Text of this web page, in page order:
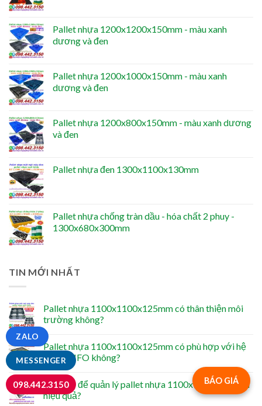
Pallet nhựa 1200x1200x150mm - màu xanh
dương và đen
Pallet nhựa 1200x1000x150mm - màu xanh
dương và đen
Pallet nhựa 1200x800x150mm - màu xanh dương
và đen
Pallet nhựa đen 1300x1100x130mm
Pallet nhựa chống tràn dầu - hóa chất 2 phuy -
1300x680x300mm
TIN MỚI NHẤT
Pallet nhựa 1100x1100x125mm có thân thiện môi
trường không?
Pallet nhựa 1100x1100x125mm có phù hợp với hệ
thống FIFO không?
Làm sao để quản lý pallet nhựa 1100x1100x125mm
hiệu quả?
BÁO GIÁ
MESSENGER
ZALO
098.442.3150